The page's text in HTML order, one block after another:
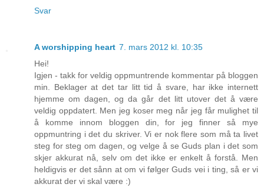
Svar
A worshipping heart 7. mars 2012 kl. 10:35
Hei!
Igjen - takk for veldig oppmuntrende kommentar på bloggen
min. Beklager at det tar litt tid å svare, har ikke internett
hjemme om dagen, og da går det litt utover det å være
veldig oppdatert. Men jeg koser meg når jeg får mulighet til
å komme innom bloggen din, for jeg finner så mye
oppmuntring i det du skriver. Vi er nok flere som må ta livet
steg for steg om dagen, og velge å se Guds plan i det som
skjer akkurat nå, selv om det ikke er enkelt å forstå. Men
heldigvis er det sånn at om vi følger Guds vei i ting, så er vi
akkurat der vi skal være :)